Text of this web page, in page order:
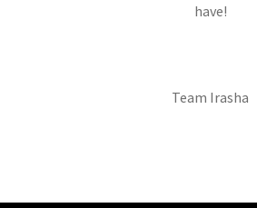
have!
Team Irasha